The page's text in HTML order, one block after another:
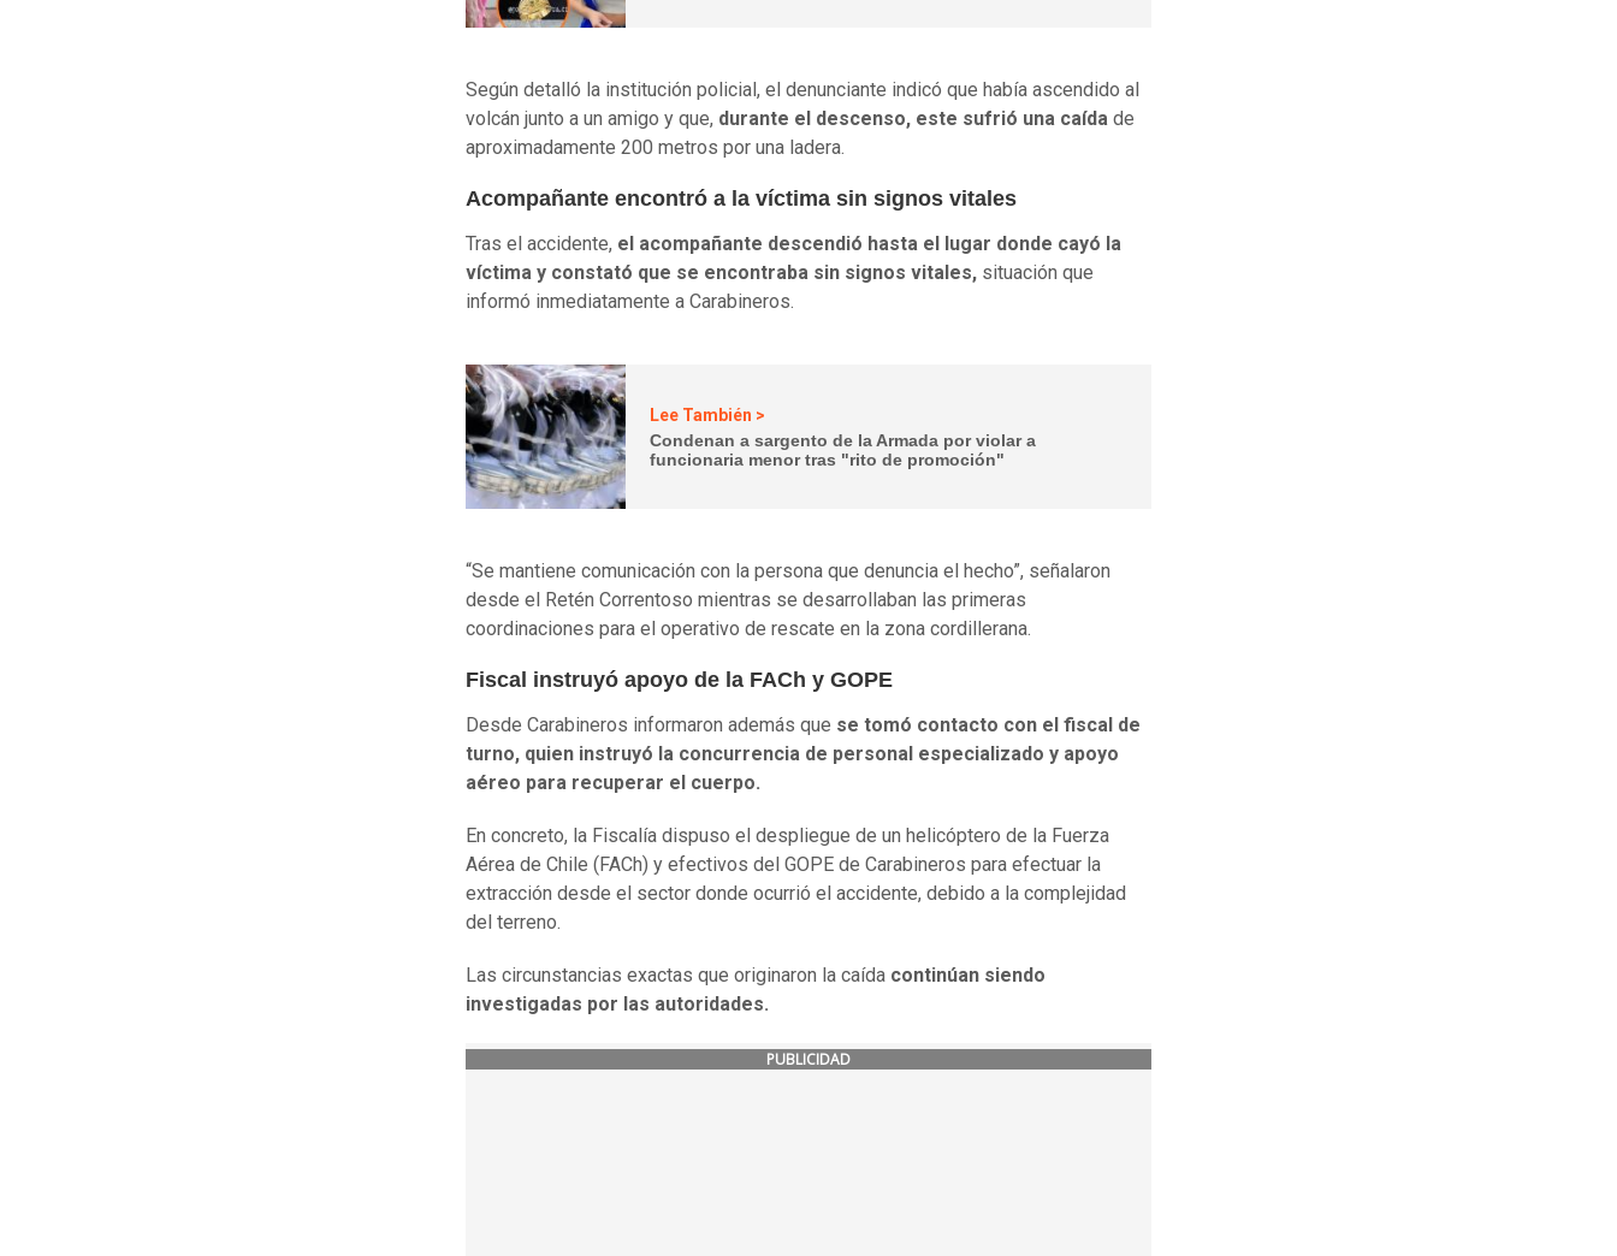
Según detalló la institución policial, el denunciante indicó que había ascendido al
volcán junto a un amigo y que, durante el descenso, este sufrió una caída de
aproximadamente 200 metros por una ladera.
Acompañante encontró a la víctima sin signos vitales
Tras el accidente, el acompañante descendió hasta el lugar donde cayó la
víctima y constató que se encontraba sin signos vitales, situación que
informó inmediatamente a Carabineros.
Lee También >
Condenan a sargento de la Armada por violar a
funcionaria menor tras "rito de promoción"
“Se mantiene comunicación con la persona que denuncia el hecho”, señalaron
desde el Retén Correntoso mientras se desarrollaban las primeras
coordinaciones para el operativo de rescate en la zona cordillerana.
Fiscal instruyó apoyo de la FACh y GOPE
Desde Carabineros informaron además que se tomó contacto con el fiscal de
turno, quien instruyó la concurrencia de personal especializado y apoyo
aéreo para recuperar el cuerpo.
En concreto, la Fiscalía dispuso el despliegue de un helicóptero de la Fuerza
Aérea de Chile (FACh) y efectivos del GOPE de Carabineros para efectuar la
extracción desde el sector donde ocurrió el accidente, debido a la complejidad
del terreno.
Las circunstancias exactas que originaron la caída continúan siendo
investigadas por las autoridades.
PUBLICIDAD